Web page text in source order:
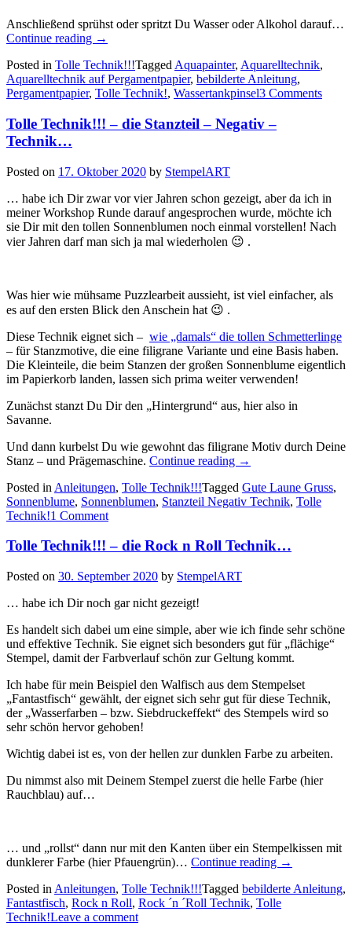
Anschließend sprühst oder spritzt Du Wasser oder Alkohol darauf…
Continue reading „Tolle
–
die
Aquarelltechnik
Pergamentpapier…“
→
Posted in Tolle Technik!!!Tagged Aquapainter, Aquarelltechnik,
Aquarelltechnik auf Pergamentpapier, bebilderte Anleitung,
Pergamentpapier, Tolle Technik!, Wassertankpinsel3 Comments
Tolle Technik!!! – die Stanzteil – Negativ –
Technik…
Posted on 17. Oktober 2020 by StempelART
… habe ich Dir zwar vor vier Jahren schon gezeigt, aber da ich in
meiner Workshop Runde darauf angesprochen wurde, möchte ich
sie Dir mit den tollen Sonnenblumen noch einmal vorstellen! Nach
vier Jahren darf man sich ja mal wiederholen 😉 .
Was hier wie mühsame Puzzlearbeit aussieht, ist viel einfacher, als
es auf den ersten Blick den Anschein hat 😉 .
Diese Technik eignet sich – wie „damals“ die tollen Schmetterlinge
– für Stanzmotive, die eine filigrane Variante und eine Basis haben.
Die Kleinteile, die beim Stanzen der großen Sonnenblume eigentlich
im Papierkorb landen, lassen sich prima weiter verwenden!
Zunächst stanzt Du Dir den „Hintergrund“ aus, hier also in
Savanne.
Und dann kurbelst Du wie gewohnt das filigrane Motiv durch Deine
Stanz – und Prägemaschine. Continue reading „Tolle
–
die
Negativ
Technik…“
→
Posted in Anleitungen, Tolle Technik!!!Tagged Gute Laune Gruss,
Sonnenblume, Sonnenblumen, Stanzteil Negativ Technik, Tolle
Technik!1 Comment
Tolle Technik!!! – die Rock n Roll Technik…
Posted on 30. September 2020 by StempelART
… habe ich Dir noch gar nicht gezeigt!
Es handelt sich dabei um eine simple, aber wie ich finde sehr schöne
und effektive Technik. Sie eignet sich besonders gut für „flächige“
Stempel, damit der Farbverlauf schön zur Geltung kommt.
Ich habe für mein Beispiel den Walfisch aus dem Stempelset
„Fantastfisch“ gewählt, der eignet sich sehr gut für diese Technik,
der „Wasserfarben – bzw. Siebdruckeffekt“ des Stempels wird so
sehr schön hervor gehoben!
Wichtig dabei ist es, von der hellen zur dunklen Farbe zu arbeiten.
Du nimmst also mit Deinem Stempel zuerst die helle Farbe (hier
Rauchblau) auf…
… und „rollst“ dann nur mit den Kanten über ein Stempelkissen mit
dunklerer Farbe (hier Pfauengrün)… Continue reading „Tolle
–
die
→
Posted in Anleitungen, Tolle Technik!!!Tagged bebilderte Anleitung,
Fantastfisch, Rock n Roll, Rock ´n ´Roll Technik, Tolle
Technik!Leave a comment